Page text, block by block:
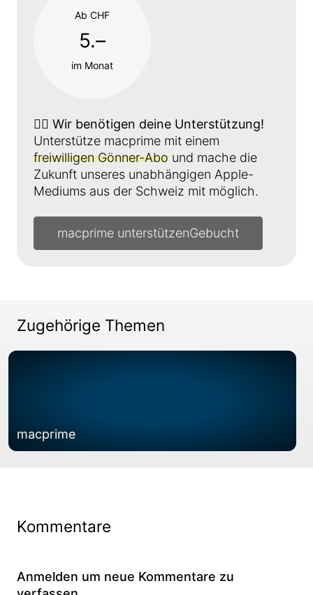
Ab CHF
5.–
im Monat
👉🏼 Wir benötigen deine Unterstützung!
Unterstütze macprime mit einem
freiwilligen Gönner-Abo und mache die
Zukunft unseres unabhängigen Apple-
Mediums aus der Schweiz mit möglich.
macprime unterstützen
Zugehörige Themen
macprime
Kommentare
Anmelden um neue Kommentare zu